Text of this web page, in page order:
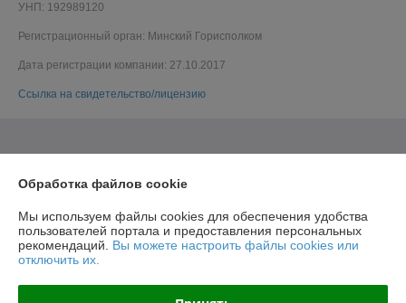
УНП: 192989120
Регистрационный орган: Минский Горисполком
Дата регистрации компании: 27.10.2017
Ссылка на свидетельство/лицензию
Обработка файлов cookie
Мы используем файлы cookies для обеспечения удобства
пользователей портала и предоставления персональных
рекомендаций. Вы можете настроить файлы cookies или
отключить их.